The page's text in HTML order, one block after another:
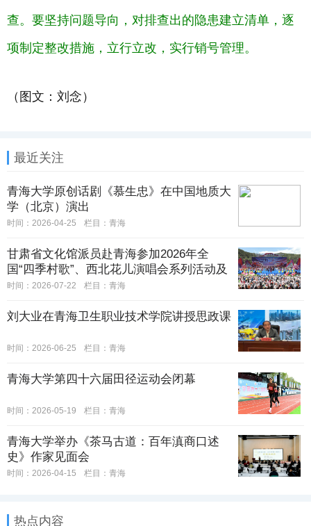
查。要坚持问题导向，对排查出的隐患建立清单，逐
项制定整改措施，立行立改，实行销号管理。
（图文：刘念）
最近关注
青海大学原创话剧《慕生忠》在中国地质大
学（北京）演出
时间：2026-04-25 栏目： 青海
甘肃省文化馆派员赴青海参加2026年全
国“四季村歌”、西北花儿演唱会系列活动及
沿黄九省区群众美术作品展
时间：2026-07-22 栏目： 青海
刘大业在青海卫生职业技术学院讲授思政课
时间：2026-06-25 栏目： 青海
青海大学第四十六届田径运动会闭幕
时间：2026-05-19 栏目： 青海
青海大学举办《茶马古道：百年滇商口述
史》作家见面会
时间：2026-04-15 栏目： 青海
热点内容